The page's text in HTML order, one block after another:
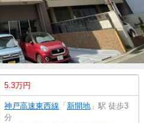
5.3万円
神戸高速東西線 「新開地 」駅 徒歩3
分